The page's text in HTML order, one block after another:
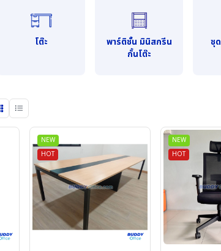
โต๊ะ
พาร์ติชั้น มินิสกรีน
กั้นโต๊ะ
ชุ
NEW
HOT
NEW
HOT